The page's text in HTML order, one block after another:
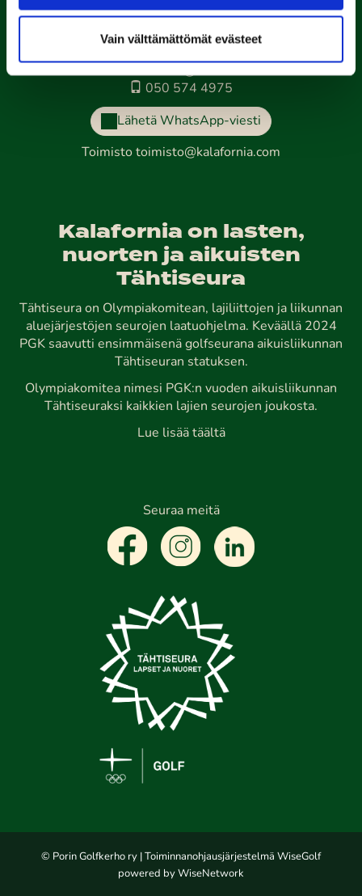
Vain välttämättömät evästeet
Kalaforniantie 178, 28100 Pori
050 574 4975
Lähetä WhatsApp-viesti
Toimisto toimisto@kalafornia.com
Kalafornia on lasten,
nuorten ja aikuisten
Tähtiseura
Tähtiseura on Olympiakomitean, lajiliittojen ja liikunnan
aluejärjestöjen seurojen laatuohjelma. Keväällä 2024
PGK saavutti ensimmäisenä golfseurana aikuisliikunnan
Tähtiseuran statuksen.
Olympiakomitea nimesi PGK:n vuoden aikuisliikunnan
Tähtiseuraksi kaikkien lajien seurojen joukosta.
Lue lisää täältä
Seuraa meitä
© Porin Golfkerho ry | Toiminnanohjausjärjestelmä WiseGolf
powered by WiseNetwork